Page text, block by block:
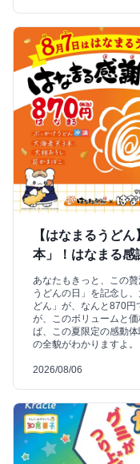
【はなまるうど
本」！はなまる感
あなたもきっと、この
うどんの日」を記念し
どん」が、なんと870
が、このボリュームと
ば、この夏限定の感動
の全貌がわかりますよ。
2026/08/06